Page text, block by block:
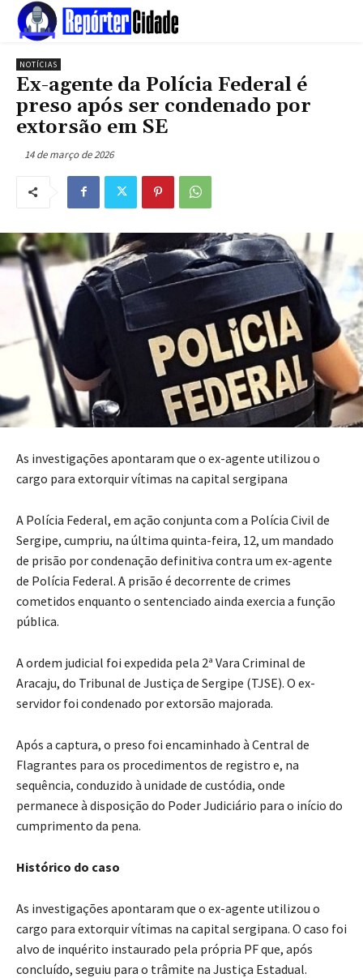
NOTÍCIAS
Ex-agente da Polícia Federal é
preso após ser condenado por
extorsão em SE
14 de março de 2026
As investigações apontaram que o ex-agente utilizou o
cargo para extorquir vítimas na capital sergipana
A Polícia Federal, em ação conjunta com a Polícia Civil de
Sergipe, cumpriu, na última quinta-feira, 12, um mandado
de prisão por condenação definitiva contra um ex-agente
de Polícia Federal. A prisão é decorrente de crimes
cometidos enquanto o sentenciado ainda exercia a função
pública.
A ordem judicial foi expedida pela 2ª Vara Criminal de
Aracaju, do Tribunal de Justiça de Sergipe (TJSE). O ex-
servidor foi condenado por extorsão majorada.
Após a captura, o preso foi encaminhado à Central de
Flagrantes para os procedimentos de registro e, na
sequência, conduzido à unidade de custódia, onde
permanece à disposição do Poder Judiciário para o início do
cumprimento da pena.
Histórico do caso
As investigações apontaram que o ex-agente utilizou o
cargo para extorquir vítimas na capital sergipana. O caso foi
alvo de inquérito instaurado pela própria PF que, após
concluído, seguiu para o trâmite na Justiça Estadual.